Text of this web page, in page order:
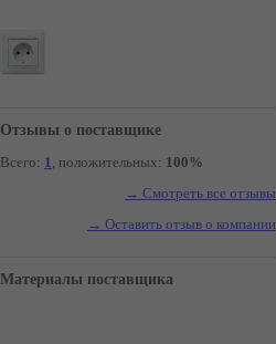
Отзывы о поставщике
Всего: 1, положительных: 100%
→ Смотреть все отзывы
→ Оставить отзыв о компании
Материалы поставщика